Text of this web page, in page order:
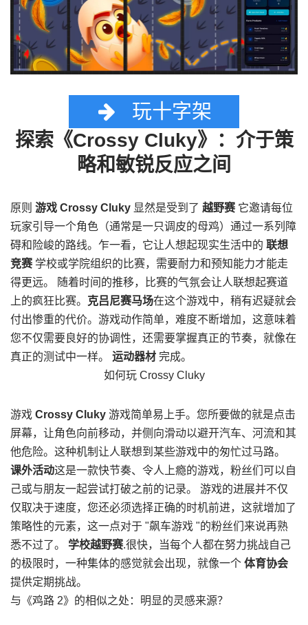
玩十字架
探索《Crossy Cluky》：介于策
略和敏锐反应之间
原则 游戏 Crossy Cluky 显然是受到了 越野赛它邀请每位
玩家引导一个角色（通常是一只调皮的母鸡）通过一系列障
碍和险峻的路线。乍一看，它让人想起现实生活中的 联想
竞赛学校或学院组织的比赛，需要耐力和预知能力才能走
得更远。 随着时间的推移，比赛的气氛会让人联想起赛道
上的疯狂比赛。 克吕尼赛马场在这个游戏中，稍有迟疑就会
付出惨重的代价。游戏动作简单，难度不断增加，这意味着
您不仅需要良好的协调性，还需要掌握真正的节奏，就像在
真正的测试中一样。 运动器材 完成。
如何玩 Crossy Cluky
游戏 Crossy Cluky 游戏简单易上手。您所要做的就是点击
屏幕，让角色向前移动，并侧向滑动以避开汽车、河流和其
他危险。这种机制让人联想到某些游戏中的匆忙过马路。
课外活动这是一款快节奏、令人上瘾的游戏，粉丝们可以自
己或与朋友一起尝试打破之前的记录。 游戏的进展并不仅
仅取决于速度，您还必须选择正确的时机前进，这就增加了
策略性的元素，这一点对于 "飙车游戏 "的粉丝们来说再熟
悉不过了。 学校越野赛.很快，当每个人都在努力挑战自己
的极限时，一种集体的感觉就会出现，就像一个 体育协会
提供定期挑战。
与《鸡路 2》的相似之处：明显的灵感来源？